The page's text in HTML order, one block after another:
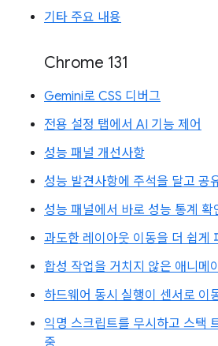
기타 주요 내용
Chrome 131
Gemini로 CSS 디버그
전용 설정 탭에서 AI 기능 제어
성능 패널 개선사항
성능 발견사항에 주석을 달고 공
성능 패널에서 바로 성능 통계 확
과도한 레이아웃 이동을 더 쉽게
합성 작업을 거치지 않은 애니메
하드웨어 동시 실행이 센서로 이
익명 스크립트를 무시하고 스택